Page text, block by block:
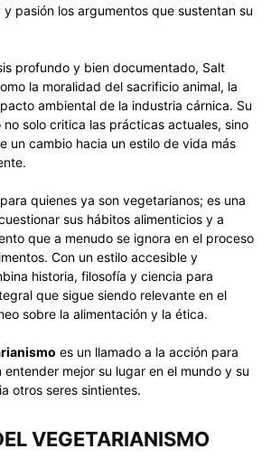
pasión los argumentos que sustentan su
profundo y bien documentado, Salt
la moralidad del sacrificio animal, la
ambiental de la industria cárnica. Su
solo critica las prácticas actuales, sino
un cambio hacia un estilo de vida más
quienes ya son vegetarianos; es una
sus hábitos alimenticios y a
que a menudo se ignora en el proceso
Con un estilo accesible y
historia, filosofía y ciencia para
que sigue siendo relevante en el
sobre la alimentación y la ética.
es un llamado a la acción para
mejor su lugar en el mundo y su
otros seres sintientes.
VEGETARIANISMO